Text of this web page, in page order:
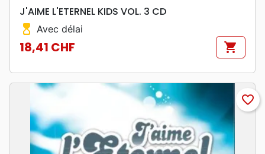
J'AIME L'ETERNEL KIDS VOL. 3 CD
hourglass_top Avec délai
Prix
18,41 CHF shopping_cart
favorite_border